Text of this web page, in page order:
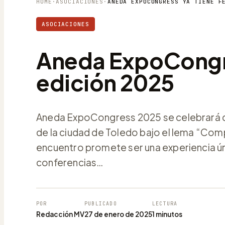
HOME ·ASOCIACIONES ·
ASOCIACIONES
Aneda
edición 2025
Aneda ExpoCongress 2025 se celebrará
de la ciudad de Toledo bajo el lema
encuentro promete ser una experiencia
conferencias…
POR
Redacción MV
PUBLICADO
27 de enero de 2025
LECTURA
1 minutos